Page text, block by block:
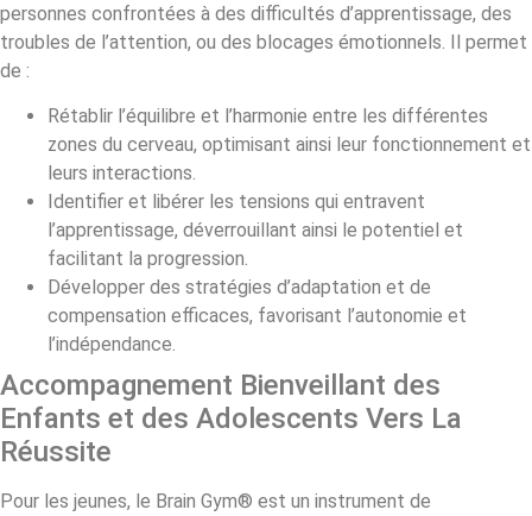
personnes confrontées à des difficultés d’apprentissage, des
troubles de l’attention, ou des blocages émotionnels. Il permet
de :
Rétablir l’équilibre et l’harmonie entre les différentes
zones du cerveau, optimisant ainsi leur fonctionnement et
leurs interactions.
Identifier et libérer les tensions qui entravent
l’apprentissage, déverrouillant ainsi le potentiel et
facilitant la progression.
Développer des stratégies d’adaptation et de
compensation efficaces, favorisant l’autonomie et
l’indépendance.
Accompagnement Bienveillant des
Enfants et des Adolescents Vers La
Réussite
Pour les jeunes, le Brain Gym® est un instrument de